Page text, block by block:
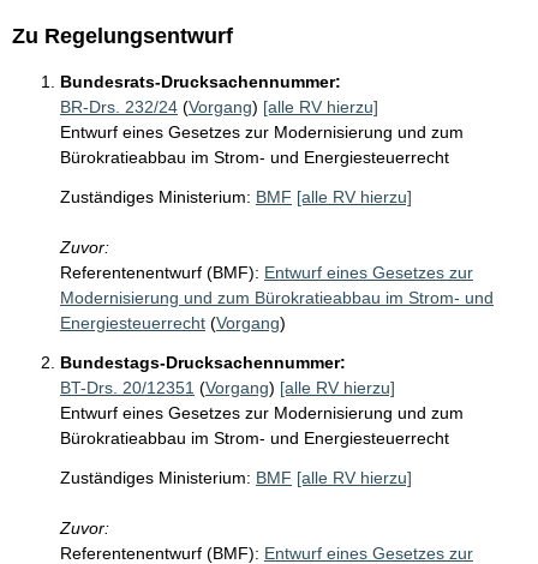
Zu Regelungsentwurf
Bundesrats-Drucksachennummer:
BR-Drs. 232/24 (Vorgang) [alle RV hierzu]
Entwurf eines Gesetzes zur Modernisierung und zum
Bürokratieabbau im Strom- und Energiesteuerrecht
Zuständiges Ministerium: BMF [alle RV hierzu]
Zuvor:
Referentenentwurf (BMF): Entwurf eines Gesetzes zur
Modernisierung und zum Bürokratieabbau im Strom- und
Energiesteuerrecht (Vorgang)
Bundestags-Drucksachennummer:
BT-Drs. 20/12351 (Vorgang) [alle RV hierzu]
Entwurf eines Gesetzes zur Modernisierung und zum
Bürokratieabbau im Strom- und Energiesteuerrecht
Zuständiges Ministerium: BMF [alle RV hierzu]
Zuvor:
Referentenentwurf (BMF): Entwurf eines Gesetzes zur